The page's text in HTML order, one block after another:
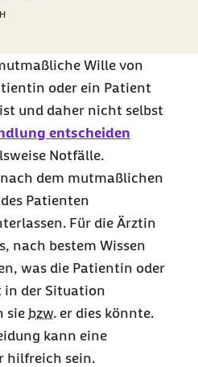
Wille von
oder ein Patient
und daher nicht selbst
entscheiden
Notfälle.
dem mutmaßlichen
des Patienten
Für die Ärztin
nach bestem Wissen
was die Patientin oder
in der Situation
sie bzw. er dies könnte.
kann eine
hilfreich sein.